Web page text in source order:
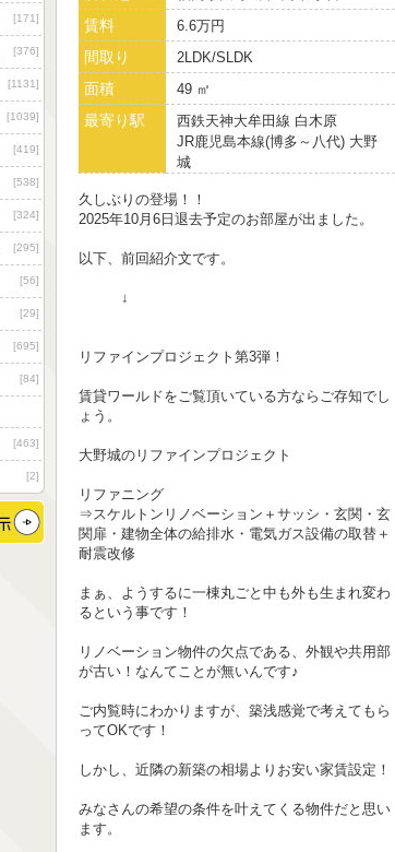
171
376
1131
1039
419
538
324
295
56
29
695
84
463
2
賃料 6.6万円
間取り 2LDK/SLDK
面積 49 ㎡
最寄り駅
西鉄天神大牟田線 白木原
JR鹿児島本線(博多～八代) 大野
城
久しぶりの登場！！
2025年10月6日退去予定のお部屋が出ました。
以下、前回紹介文です。
↓
リファインプロジェクト第3弾！
賃貸ワールドをご覧頂いている方ならご存知でし
ょう。
大野城のリファインプロジェクト
リファニング
⇒スケルトンリノベーション＋サッシ・玄関・玄
関扉・建物全体の給排水・電気ガス設備の取替＋
耐震改修
まぁ、ようするに一棟丸ごと中も外も生まれ変わ
るという事です！
リノベーション物件の欠点である、外観や共用部
が古い！なんてことが無いんです♪
ご内覧時にわかりますが、築浅感覚で考えてもら
ってOKです！
しかし、近隣の新築の相場よりお安い家賃設定！
みなさんの希望の条件を叶えてくる物件だと思い
ます。